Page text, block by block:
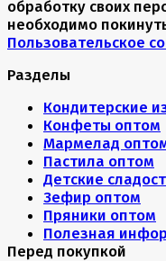
обработку своих
необходимо
Пользовательское
Разделы
Кондитерские
Конфеты оптом
Мармелад
Пастила оптом
Детские
Зефир оптом
Пряники оптом
Полезная
Перед покупкой